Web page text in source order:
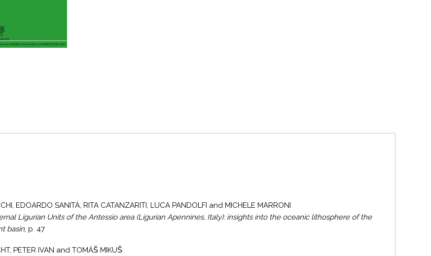
EDOARDO SANITÀ, RITA CATANZARITI, LUCA PANDOLFI and MICHELE MARRONI
Ligurian Units of the Antessio area (Ligurian Apennines, Italy): insights into the oceanic lithosphere of the
basin, p. 47
PETER IVAN and TOMÁŠ MIKUŠ